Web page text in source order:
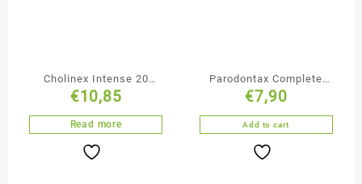
Cholinex Intense 20
Pastylek
€10,85
Read more
Parodontax Complete
Protection Whitening
pasta do zębów 75 ml
€7,90
Add to cart